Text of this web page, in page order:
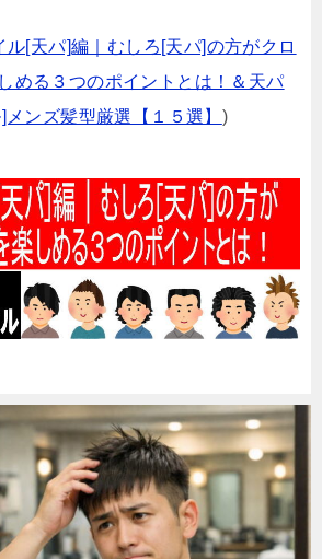
ル[天パ]編｜むしろ[天パ]の方がクロ
める３つのポイントとは！＆天パ
ンズ髪型厳選【１５選】 )